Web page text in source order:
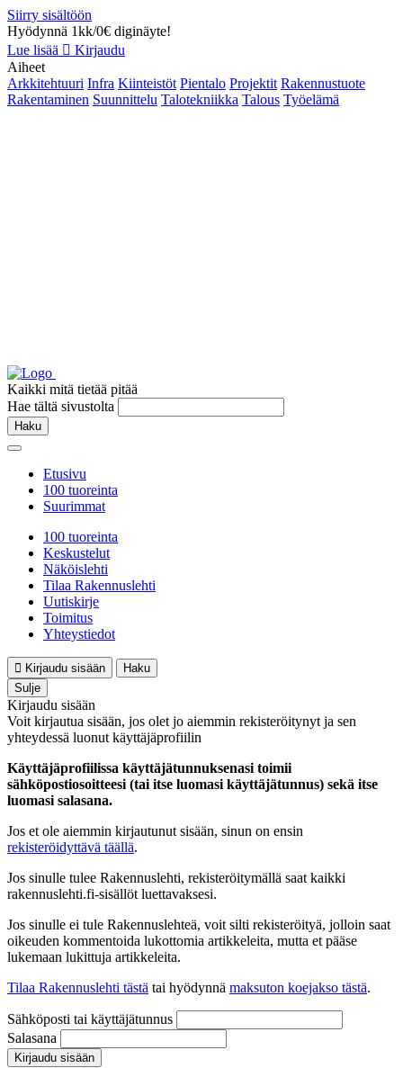
Siirry sisältöön
Hyödynnä 1kk/0€ diginäyte!
Lue lisää
Kirjaudu
Aiheet
Arkkitehtuuri Infra Kiinteistöt Pientalo Projektit Rakennustuote
Rakentaminen Suunnittelu Talotekniikka Talous Työelämä
Kaikki mitä tietää pitää
Hae tältä sivustolta
Haku
Etusivu
100 tuoreinta
Suurimmat
100 tuoreinta
Keskustelut
Näköislehti
Tilaa Rakennuslehti
Uutiskirje
Toimitus
Yhteystiedot
Kirjaudu sisään
Haku
Sulje
Kirjaudu sisään
Voit kirjautua sisään, jos olet jo aiemmin rekisteröitynyt ja sen
yhteydessä luonut käyttäjäprofiilin
Käyttäjäprofiilissa käyttäjätunnuksenasi toimii
sähköpostiosoitteesi (tai itse luomasi käyttäjätunnus) sekä itse
luomasi salasana.
Jos et ole aiemmin kirjautunut sisään, sinun on ensin
rekisteröidyttävä täällä.
Jos sinulle tulee Rakennuslehti, rekisteröitymällä saat kaikki
rakennuslehti.fi-sisällöt luettavaksesi.
Jos sinulle ei tule Rakennuslehteä, voit silti rekisteröityä, jolloin saat
oikeuden kommentoida lukottomia artikkeleita, mutta et pääse
lukemaan lukittuja artikkeleita.
Tilaa Rakennuslehti tästä tai hyödynnä maksuton koejakso tästä.
Sähköposti tai käyttäjätunnus
Salasana
Kirjaudu sisään